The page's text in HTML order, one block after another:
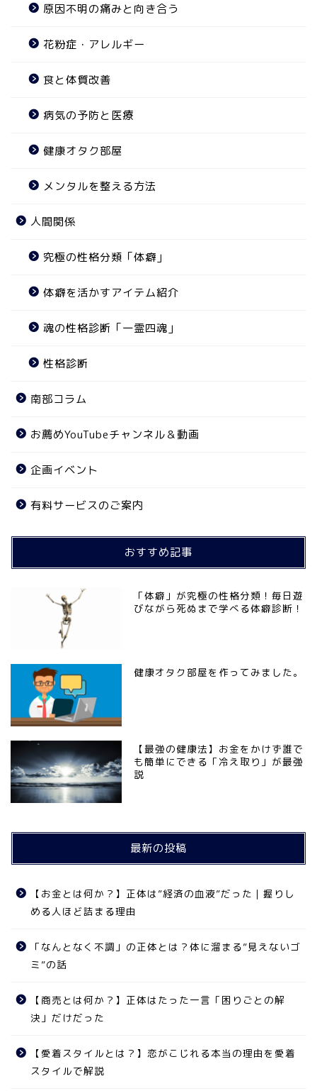
性格診断
体癖を活かすアイテム紹介
南部コラム
原因不明の痛みと向き合う
究極の性格分類「体癖」
有料サービスのご案内
メンタルを整える方法
魂の性格診断「一霊四魂」
企画イベント
人間関係
食と体質改善
病気の予防と医療
お薦めYouTubeチャンネル＆動画
花粉症・アレルギー
健康オタク部屋
おすすめ記事
「体癖」が究極の性格分類！毎日遊
びながら死ぬまで学べる体癖診断！
健康オタク部屋を作ってみました。
【最強の健康法】お金をかけず誰で
も簡単にできる「冷え取り」が最強
説
最新の投稿
【お金とは何か？】正体は”経済の血液”だった｜握りし
める人ほど詰まる理由
「なんとなく不調」の正体とは？体に溜まる”見えないゴ
ミ”の話
【商売とは何か？】正体はたった一言「困りごとの解
決」だけだった
【愛着スタイルとは？】恋がこじれる本当の理由を愛着
スタイルで解説